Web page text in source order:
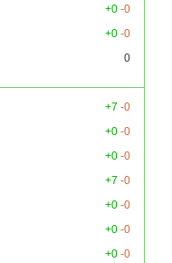
+0 -0
+0 -0
0
+7 -0
+0 -0
+0 -0
+7 -0
+0 -0
+0 -0
+0 -0